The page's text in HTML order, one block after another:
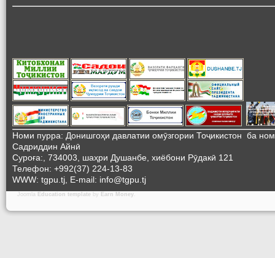
Номи пурра: Донишгоҳи давлатии омӯзгории Тоҷикистон ба
Садриддин Айнӣ
Суроға:, 734003, шаҳри Душанбе, хиёбони Рӯдакӣ 121
Телефон: +992(37) 224-13-83
WWW: tgpu.tj, E-mail: info@tgpu.tj
Joomla Education template by Earn Money